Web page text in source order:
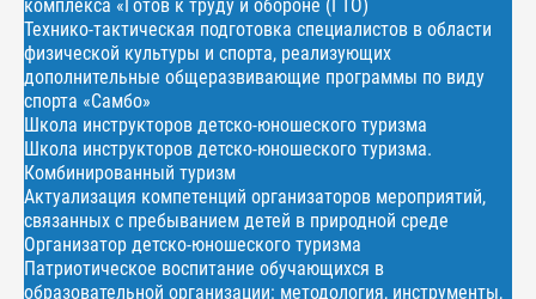
комплекса «Готов к труду и обороне (ГТО)
Технико-тактическая подготовка специалистов в области
физической культуры и спорта, реализующих
дополнительные общеразвивающие программы по виду
спорта «Самбо»
Школа инструкторов детско-юношеского туризма
Школа инструкторов детско-юношеского туризма.
Комбинированный туризм
Актуализация компетенций организаторов мероприятий,
связанных с пребыванием детей в природной среде
Организатор детско-юношеского туризма
Патриотическое воспитание обучающихся в
образовательной организации: методология, инструменты,